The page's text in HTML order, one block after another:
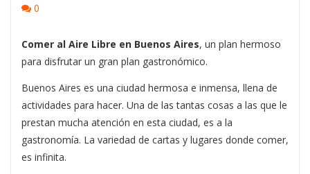
0
Comer al Aire Libre en Buenos Aires, un plan hermoso
para disfrutar un gran plan gastronómico.
Buenos Aires es una ciudad hermosa e inmensa, llena de
actividades para hacer. Una de las tantas cosas a las que le
prestan mucha atención en esta ciudad, es a la
gastronomía. La variedad de cartas y lugares donde comer,
es infinita.